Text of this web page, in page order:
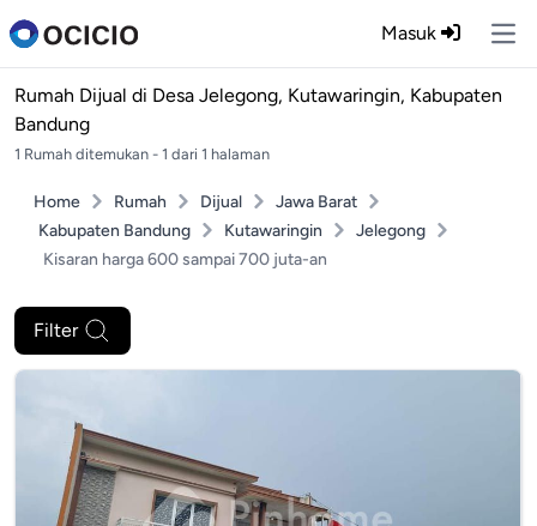
Masuk
Rumah Dijual di Desa Jelegong, Kutawaringin, Kabupaten
Bandung
1 Rumah ditemukan - 1 dari 1 halaman
Home Rumah Dijual
Jawa Barat
Kabupaten Bandung
Kutawaringin
Jelegong
Kisaran harga 600 sampai 700 juta-an
Filter